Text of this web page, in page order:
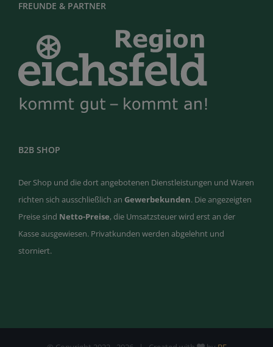
FREUNDE & PARTNER
B2B SHOP
Der Shop und die dort angebotenen Dienstleistungen und Waren
richten sich ausschließlich an Gewerbekunden. Die angezeigten
Preise sind Netto-Preise, die Umsatzsteuer wird erst an der
Kasse ausgewiesen. Privatkunden werden abgelehnt und
storniert.